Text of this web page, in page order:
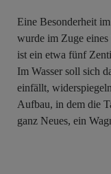
Eine Besonderheit
wurde im Zuge
ist ein etwa fünf
Im Wasser soll sich
einfällt,
Aufbau, in dem die
ganz Neues, ein